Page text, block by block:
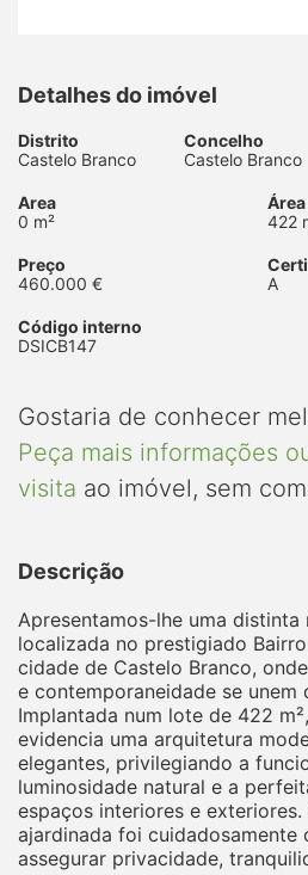
Detalhes do imóvel
Distrito
Castelo Branco
Concelho
Castelo Branco
Area
0 m²
422
Preço
460.000 €
A
Código interno
DSICB147
Gostaria de conhecer
Peça mais informações
visita ao imóvel, sem
Descrição
Apresentamos-lhe uma distinta
localizada no prestigiado
cidade de Castelo Branco,
e contemporaneidade se unem
Implantada num lote de 422
evidencia uma arquitetura
elegantes, privilegiando a
luminosidade natural e a
espaços interiores e
ajardinada foi cuidadosamente
assegurar privacidade,